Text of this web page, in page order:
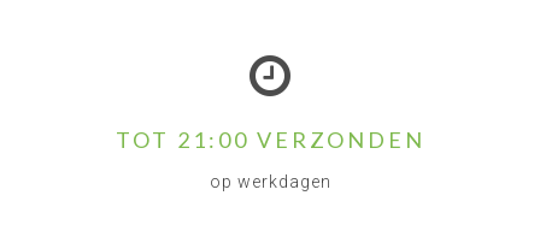
TOT 21:00 VERZONDEN
op werkdagen